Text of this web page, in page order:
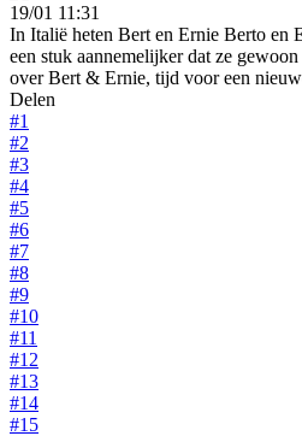
19/01 11:31
In Italië heten Bert en Ernie Berto en
een stuk aannemelijker dat ze
over Bert & Ernie, tijd voor een
Delen
#1
#2
#3
#4
#5
#6
#7
#8
#9
#10
#11
#12
#13
#14
#15